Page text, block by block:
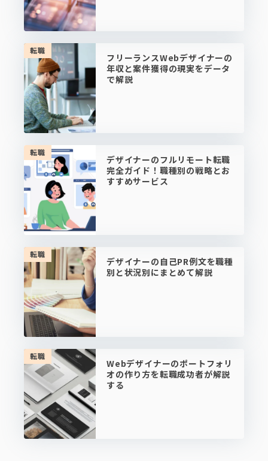
転職
フリーランスWebデザイナーの
年収と案件獲得の現実をデータ
で解説
転職
デザイナーのフルリモート転職
完全ガイド！職種別の戦略とお
すすめサービス
転職
デザイナーの自己PR例文を職種
別と状況別にまとめて解説
転職
Webデザイナーのポートフォリ
オの作り方を転職成功者が解説
する